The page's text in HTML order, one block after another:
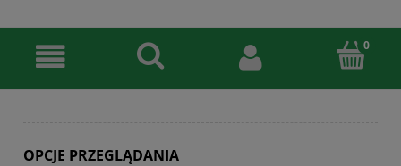
OPCJE PRZEGLĄDANIA